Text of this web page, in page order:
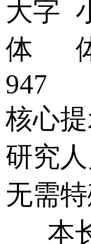
947
核心
研究
无需
本长